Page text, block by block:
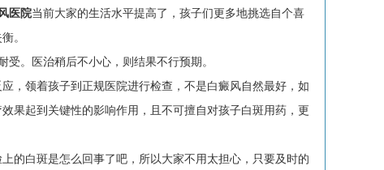
医院当前大家的生活水平提高了，孩子们更多地挑选自个喜
。
。医治稍后不小心，则结果不行预期。
领着孩子到正规医院进行检查，不是白癜风自然最好，如
果起到关键性的影响作用，且不可擅自对孩子白斑用药，更
的白斑是怎么回事了吧，所以大家不用太担心，只要及时的